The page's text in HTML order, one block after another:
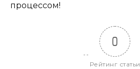
процессом!
0
Рейтинг статьи